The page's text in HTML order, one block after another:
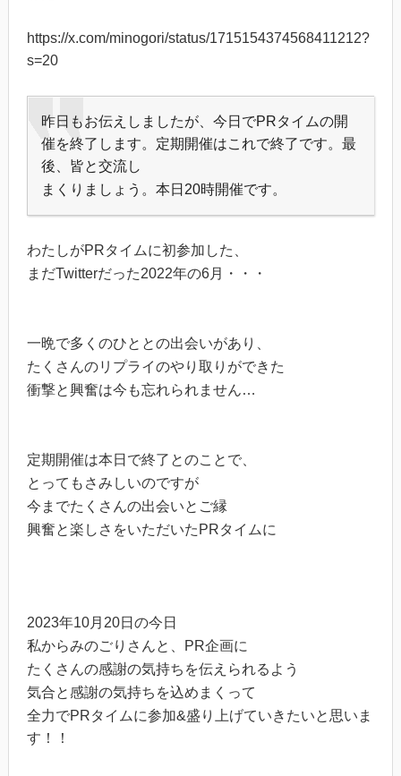
https://x.com/minogori/status/1715154374568411212?
s=20
昨日もお伝えしましたが、今日でPRタイムの開
催を終了します。定期開催はこれで終了です。最
後、皆と交流し
まくりましょう。本日20時開催です。
わたしがPRタイムに初参加した、
まだTwitterだった2022年の6月・・・
一晩で多くのひととの出会いがあり、
たくさんのリプライのやり取りができた
衝撃と興奮は今も忘れられません…
定期開催は本日で終了とのことで、
とってもさみしいのですが
今までたくさんの出会いとご縁
興奮と楽しさをいただいたPRタイムに
2023年10月20日の今日
私からみのごりさんと、PR企画に
たくさんの感謝の気持ちを伝えられるよう
気合と感謝の気持ちを込めまくって
全力でPRタイムに参加&盛り上げていきたいと思いま
す！！